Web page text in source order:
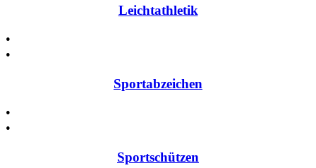
Leichtathletik
•
•
Sportabzeichen
•
•
Sportschützen